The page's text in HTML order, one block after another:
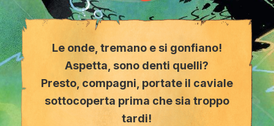
Le onde, tremano e si gonfiano!
Aspetta, sono denti quelli?
Presto, compagni, portate il caviale
sottocoperta prima che sia troppo
tardi!